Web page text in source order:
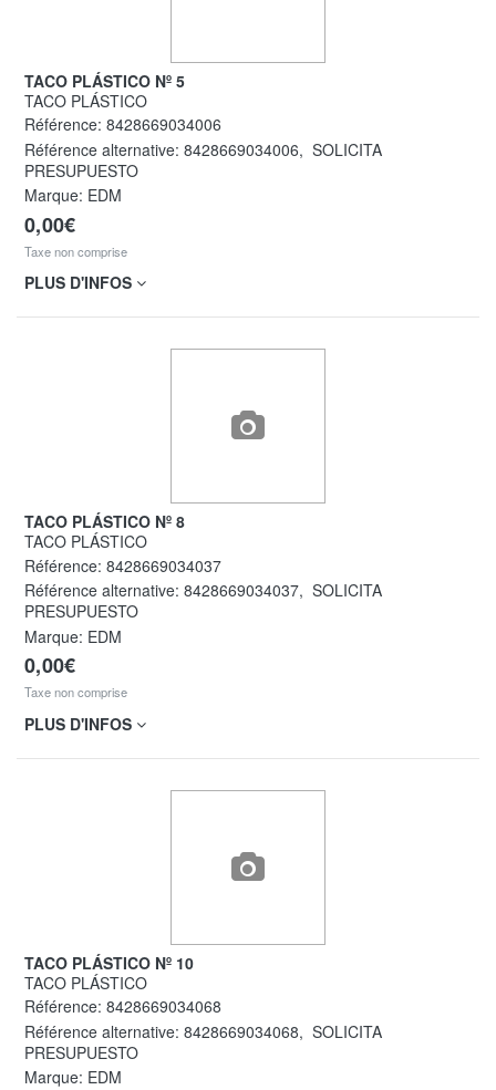
TACO PLÁSTICO Nº 5
TACO PLÁSTICO
Référence: 8428669034006
Référence alternative: 8428669034006, SOLICITA
PRESUPUESTO
Marque: EDM
0,00€
Taxe non comprise
PLUS D'INFOS
TACO PLÁSTICO Nº 8
TACO PLÁSTICO
Référence: 8428669034037
Référence alternative: 8428669034037, SOLICITA
PRESUPUESTO
Marque: EDM
0,00€
Taxe non comprise
PLUS D'INFOS
TACO PLÁSTICO Nº 10
TACO PLÁSTICO
Référence: 8428669034068
Référence alternative: 8428669034068, SOLICITA
PRESUPUESTO
Marque: EDM